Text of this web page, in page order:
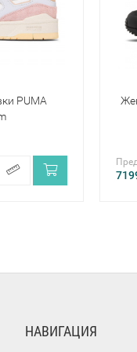
PUMA
НАВИГАЦИЯ